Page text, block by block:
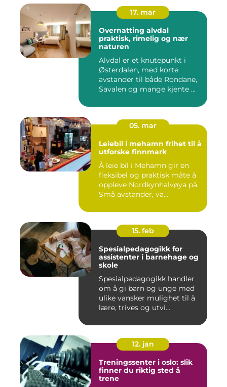
17. mar
Overnatting alvdal
praktisk, rimelig og nær
naturen
Alvdal er et knutepunkt i
Østerdalen, med korte
avstander til både Rondane,
Savalen og mange kjente ...
05. mar
Leiebil i mehamn frihet til å
utforske finnmark
Å leie bil i Mehamn gir en
fleksibel og praktisk måte å
oppleve Nordkynhalvøya på.
Små avstander, va...
15. feb
Spesialpedagogikk for
assistenter i barnehage og
skole
Spesialpedagogikk handler
om å gi barn og unge med
ulike vansker mulighet til å
lære, trives og utvi...
12. jan
Treningssenter i oslo: slik
finner du riktig sted å
trene